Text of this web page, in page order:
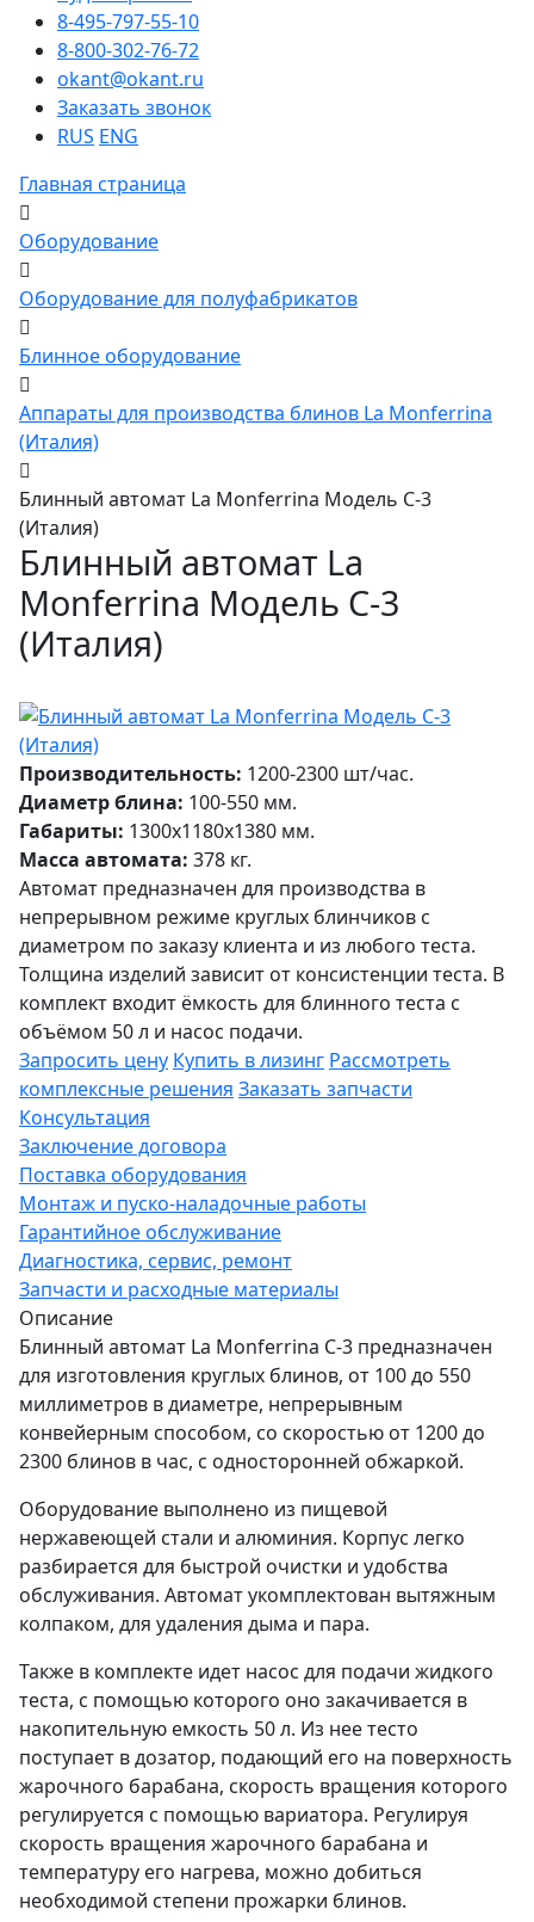
8-495-797-55-10
8-800-302-76-72
okant@okant.ru
Заказать звонок
RUS ENG
Главная страница
Оборудование
Оборудование для полуфабрикатов
Блинное оборудование
Аппараты для производства блинов La Monferrina
(Италия)
Блинный автомат La Monferrina Модель С-3
(Италия)
Блинный автомат La
Monferrina Модель С-3
(Италия)
Производительность: 1200-2300 шт/час.
Диаметр блина: 100-550 мм.
Габариты: 1300x1180x1380 мм.
Масса автомата: 378 кг.
Автомат предназначен для производства в
непрерывном режиме круглых блинчиков с
диаметром по заказу клиента и из любого теста.
Толщина изделий зависит от консистенции теста. В
комплект входит ёмкость для блинного теста с
объёмом 50 л и насос подачи.
Запросить цену Купить в лизинг Рассмотреть
комплексные решения Заказать запчасти
Консультация
Заключение договора
Поставка оборудования
Монтаж и пуско-наладочные работы
Гарантийное обслуживание
Диагностика, сервис, ремонт
Запчасти и расходные материалы
Описание
Блинный автомат La Monferrina С-3 предназначен
для изготовления круглых блинов, от 100 до 550
миллиметров в диаметре, непрерывным
конвейерным способом, со скоростью от 1200 до
2300 блинов в час, с односторонней обжаркой.
Оборудование выполнено из пищевой
нержавеющей стали и алюминия. Корпус легко
разбирается для быстрой очистки и удобства
обслуживания. Автомат укомплектован вытяжным
колпаком, для удаления дыма и пара.
Также в комплекте идет насос для подачи жидкого
теста, с помощью которого оно закачивается в
накопительную емкость 50 л. Из нее тесто
поступает в дозатор, подающий его на поверхность
жарочного барабана, скорость вращения которого
регулируется с помощью вариатора. Регулируя
скорость вращения жарочного барабана и
температуру его нагрева, можно добиться
необходимой степени прожарки блинов.